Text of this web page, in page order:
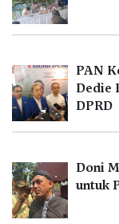
PAN
Dedie
DPRD
Doni
untuk